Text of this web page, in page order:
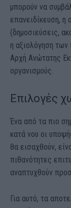
μπορούν να
επανειδίκευση, η
(δημοσιεύσεις,
η αξιολόγηση
Αρχή Ανώτατης
οργανισμούς.
Επιλογές
Ένα από τα πιο
κατά νου οι
θα εισαχθούν,
πιθανότητες
αναπτυχθούν
Για αυτό, τα